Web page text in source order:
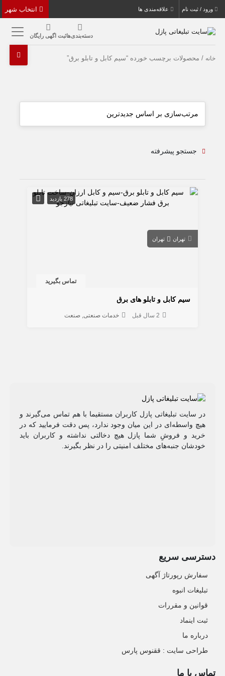
ورود / ثبت نام علاقه‌مندی ها
دسته‌بندی‌هاثبت اگهی رایگان
خانه / محصولات برچسب خورده “سیم کابل و تابلو برق”
جستجو پیشرفته
278 بازدید
تهران تهران
تماس بگیرید
سیم کابل و تابلو های برق
2 سال قبل خدمات صنعتی صنعت
در سایت تبلیغاتی پازل کاربران مستقیما با هم تماس می‌گیرند و
هیچ واسطه‌ای در این میان وجود ندارد، پس دقت فرمایید که در
خرید و فروشِ شما پازل هیچ دخالتی نداشته و کاربران باید
خودشان جنبه‌های مختلف امنیتی را در نظر بگیرند.
دسترسی سریع
سفارش رپورتاژ آگهی
تبلیغات انبوه
قوانین و مقررات
ثبت اینماد
درباره ما
طراحی سایت : ققنوس پارس
تماس با ما